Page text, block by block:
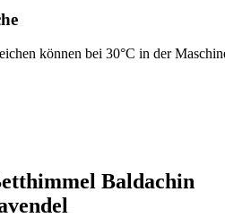
können bei 30°C in der
Baldachin